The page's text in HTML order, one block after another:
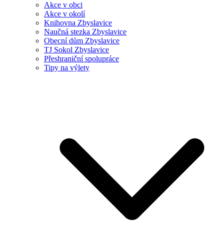
Akce v obci
Akce v okolí
Knihovna Zbyslavice
Naučná stezka Zbyslavice
Obecní dům Zbyslavice
TJ Sokol Zbyslavice
Přeshraniční spolupráce
Tipy na výlety